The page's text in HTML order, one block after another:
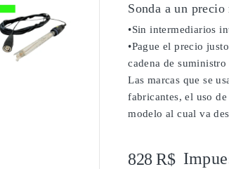
Sonda a un precio
•Sin intermediarios
•Pague el precio
cadena de
Las marcas que se
fabricantes, el uso
modelo al cual va
828 R$